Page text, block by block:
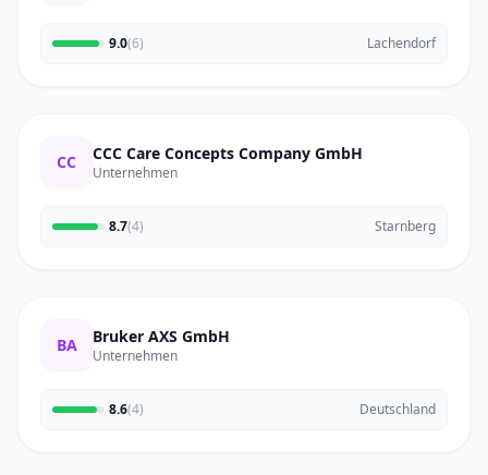
9.0(6) Lachendorf
CC CCC Care Concepts Company GmbH
Unternehmen
8.7(4) Starnberg
BA Bruker AXS GmbH
Unternehmen
8.6(4) Deutschland